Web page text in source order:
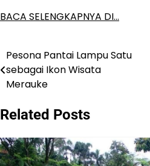
BACA SELENGKAPNYA DI…
Post
navigation
Pesona Pantai Lampu Satu
sebagai Ikon Wisata
Merauke
Related Posts